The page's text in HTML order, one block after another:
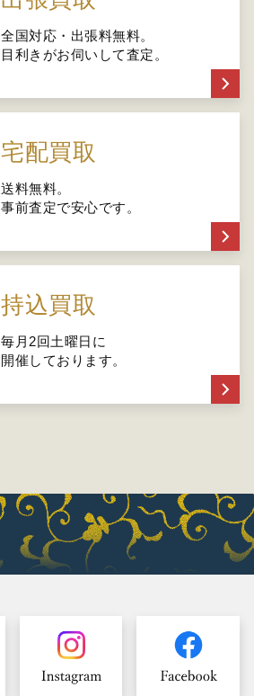
全国対応・出張料無料。
目利きがお伺いして査定。
宅配買取
送料無料。
事前査定で安心です。
持込買取
毎月2回土曜日に
開催しております。